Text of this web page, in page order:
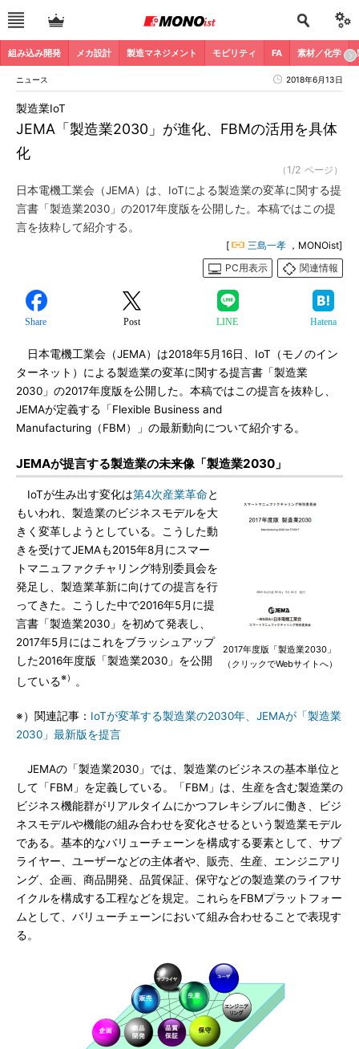
組み込み開発 メカ設計 製造マネジメント モビリティ FA 素材／化学
ニュース 2018年6月13日
JEMA「製造業2030」が進化、FBMの活用を具体
化
製造業IoT
（1/2 ページ）
日本電機工業会（JEMA）は、IoTによる製造業の変革に関する提
言書「製造業2030」の2017年度版を公開した。本稿ではこの提
言を抜粋して紹介する。
[ 三島一孝 ，MONOist]
PC用表示
関連情報
Share Post LINE Hatena
日本電機工業会（JEMA）は2018年5月16日、IoT（モノのイン
ターネット）による製造業の変革に関する提言書「製造業
2030」の2017年度版を公開した。本稿ではこの提言を抜粋し、
JEMAが定義する「Flexible Business and
Manufacturing（FBM）」の最新動向について紹介する。
JEMAが提言する製造業の未来像「製造業2030」
2017年度版「製造業2030」
（クリックでWebサイトへ）
IoTが生み出す変化は第4次産業革命と
もいわれ、製造業のビジネスモデルを大
きく変革しようとしている。こうした動
きを受けてJEMAも2015年8月にスマー
トマニュファクチャリング特別委員会を
発足し、製造業革新に向けての提言を行
ってきた。こうした中で2016年5月に提
言書「製造業2030」を初めて発表し、
2017年5月にはこれをブラッシュアップ
した2016年度版「製造業2030」を公開
している※） 。
※）関連記事： IoTが変革する製造業の2030年、JEMAが「製造業
2030」最新版を提言
JEMAの「製造業2030」では、製造業のビジネスの基本単位と
して「FBM」を定義している。「FBM」は、生産を含む製造業の
ビジネス機能群がリアルタイムにかつフレキシブルに働き、ビジ
ネスモデルや機能の組み合わせを変化させるという製造業モデル
である。基本的なバリューチェーンを構成する要素として、サプ
ライヤー、ユーザーなどの主体者や、販売、生産、エンジニアリ
ング、企画、商品開発、品質保証、保守などの製造業のライフサ
イクルを構成する工程などを規定。これらをFBMプラットフォー
ムとして、バリューチェーンにおいて組み合わせることで表現す
る。